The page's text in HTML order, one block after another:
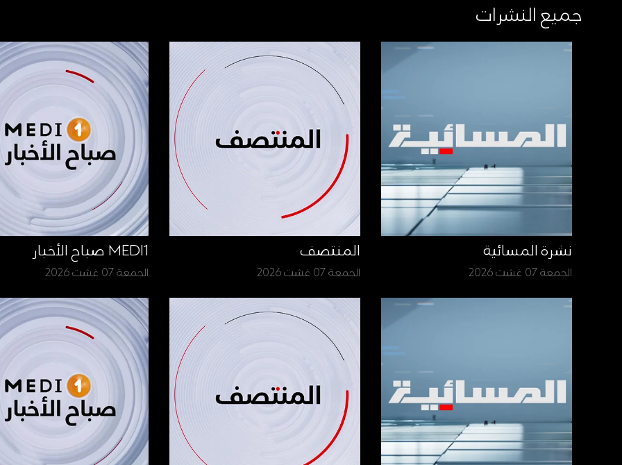
جميع النشرات
نشرة المسائية
الجمعة 07 غشت 2026
المنتصف
الجمعة 07 غشت 2026
MEDI1 صباح الأخبار
الجمعة 07 غشت 2026